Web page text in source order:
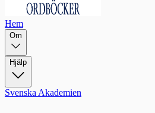
Hem
Om
Hjälp
Svenska Akademien